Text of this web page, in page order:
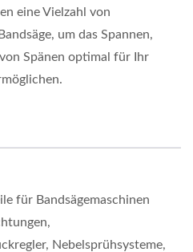
eine Vielzahl von
um das Spannen,
Spänen optimal für Ihr
für Bandsägemaschinen
Nebelsprühsysteme,